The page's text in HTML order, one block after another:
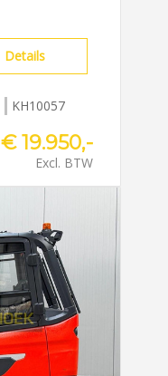
Details
KH10057
€ 19.950,-
Excl. BTW